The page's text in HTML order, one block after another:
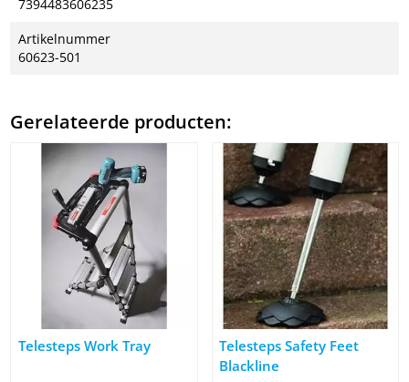
7394483606235
Artikelnummer
60623-501
Gerelateerde producten:
Afbeelding Telesteps Work Tray
Telesteps Work Tray Afbeelding Telesteps Safety
Telesteps Safety Feet
Blackline